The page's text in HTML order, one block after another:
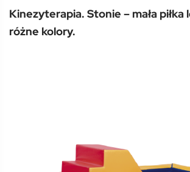
0
out
of
5
(0 Review )
Kinezyterapia. Stonie – mała piłka
różne kolory.